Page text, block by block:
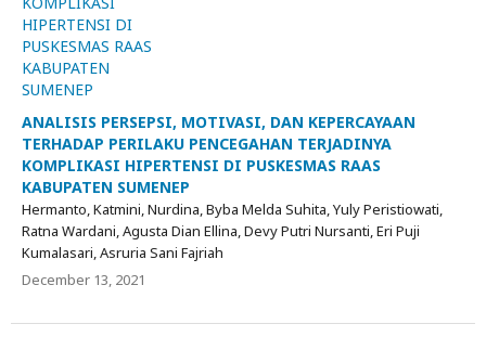
ANALISIS PERSEPSI, MOTIVASI, DAN KEPERCAYAAN
TERHADAP PERILAKU PENCEGAHAN TERJADINYA
KOMPLIKASI HIPERTENSI DI PUSKESMAS RAAS
KABUPATEN SUMENEP
Hermanto, Katmini, Nurdina, Byba Melda Suhita, Yuly Peristiowati,
Ratna Wardani, Agusta Dian Ellina, Devy Putri Nursanti, Eri Puji
Kumalasari, Asruria Sani Fajriah
December 13, 2021